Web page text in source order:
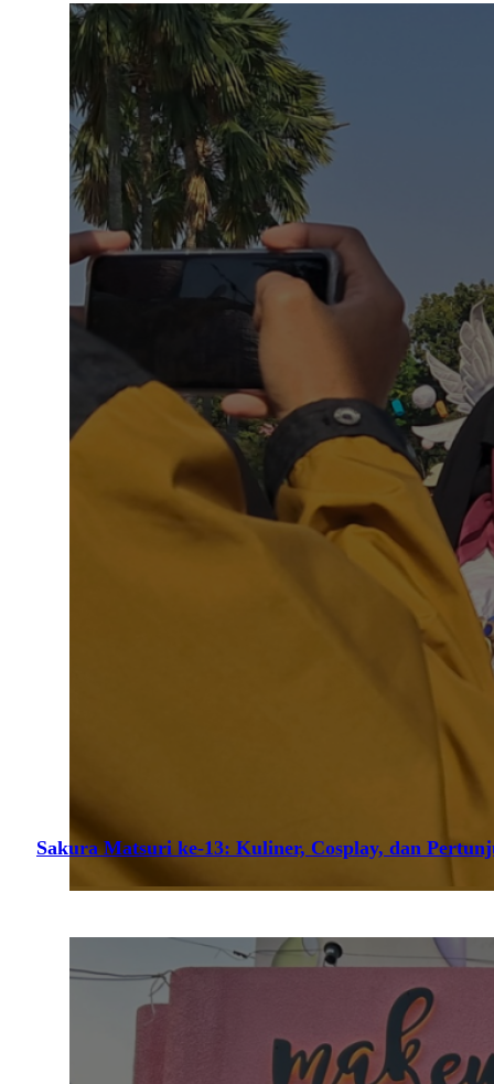
Sakura Matsuri ke-13: Kuliner, Cosplay, dan